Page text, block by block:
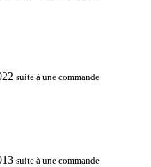
suite à une commande
suite à une commande